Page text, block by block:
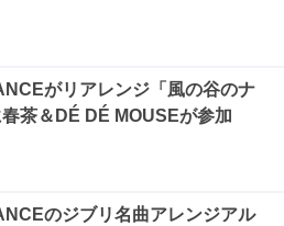
がリアレンジ「風の谷のナ
茶＆DÉ DÉ MOUSEが参加
のジブリ名曲アレンジアル